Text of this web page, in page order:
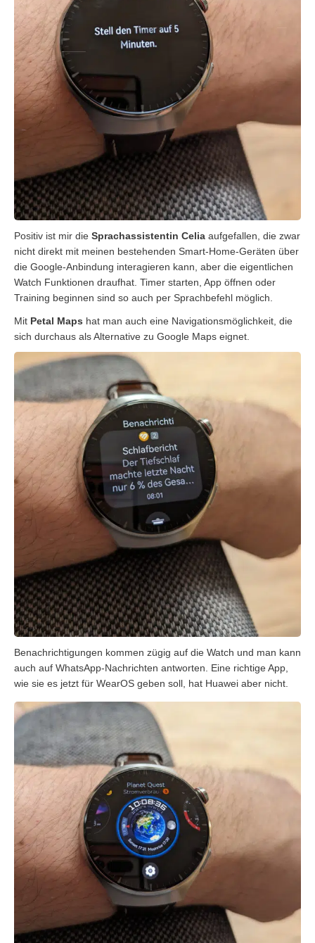
Positiv ist mir die Sprachassistentin Celia aufgefallen, die zwar
nicht direkt mit meinen bestehenden Smart-Home-Geräten über
die Google-Anbindung interagieren kann, aber die eigentlichen
Watch Funktionen draufhat. Timer starten, App öffnen oder
Training beginnen sind so auch per Sprachbefehl möglich.
Mit Petal Maps hat man auch eine Navigationsmöglichkeit, die
sich durchaus als Alternative zu Google Maps eignet.
Benachrichtigungen kommen zügig auf die Watch und man kann
auch auf WhatsApp-Nachrichten antworten. Eine richtige App,
wie sie es jetzt für WearOS geben soll, hat Huawei aber nicht.